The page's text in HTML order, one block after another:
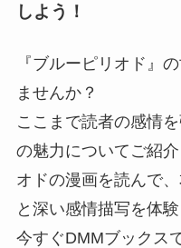
しよう！
『ブルーピリオド』
ませんか？
ここまで読者の感情
の魅力についてご紹
オドの漫画を読んで
と深い感情描写を体
今すぐDMMブックス